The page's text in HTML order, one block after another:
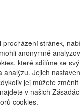
procházení stránek,
anonymně
které sdílíme se
analýzu. Jejich
jej můžete
v našich
cookies.